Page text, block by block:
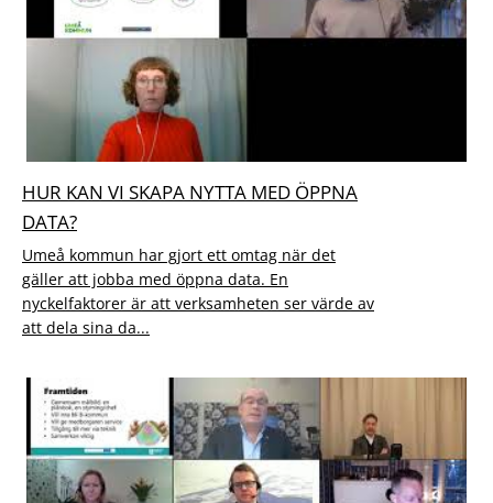
HUR KAN VI SKAPA NYTTA MED ÖPPNA
DATA?
Umeå kommun har gjort ett omtag när det
gäller att jobba med öppna data. En
nyckelfaktorer är att verksamheten ser värde av
att dela sina da...